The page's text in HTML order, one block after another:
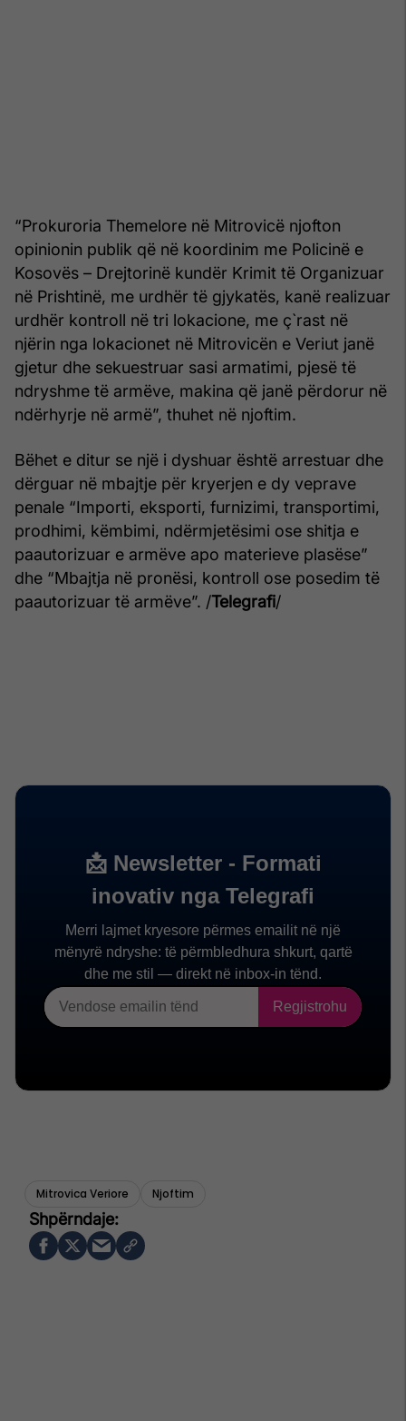
“Prokuroria Themelore në Mitrovicë njofton
opinionin publik që në koordinim me Policinë e
Kosovës – Drejtorinë kundër Krimit të Organizuar
në Prishtinë, me urdhër të gjykatës, kanë realizuar
urdhër kontroll në tri lokacione, me ç`rast në
njërin nga lokacionet në Mitrovicën e Veriut janë
gjetur dhe sekuestruar sasi armatimi, pjesë të
ndryshme të armëve, makina që janë përdorur në
ndërhyrje në armë”, thuhet në njoftim.
Bëhet e ditur se një i dyshuar është arrestuar dhe
dërguar në mbajtje për kryerjen e dy veprave
penale “Importi, eksporti, furnizimi, transportimi,
prodhimi, këmbimi, ndërmjetësimi ose shitja e
paautorizuar e armëve apo materieve plasëse”
dhe “Mbajtja në pronësi, kontroll ose posedim të
paautorizuar të armëve”. /Telegrafi/
Mitrovica Veriore Njoftim